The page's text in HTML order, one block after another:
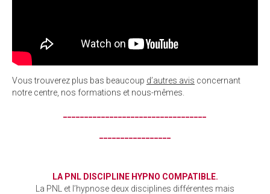
Vous trouverez plus bas beaucoup d’autres avis concernant
notre centre, nos formations et nous-mêmes.
LA PNL DISCIPLINE HYPNO COMPATIBLE.
La PNL et l’hypnose deux disciplines différentes mais